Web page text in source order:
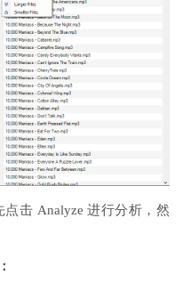
击 Analyze 进行分析，然